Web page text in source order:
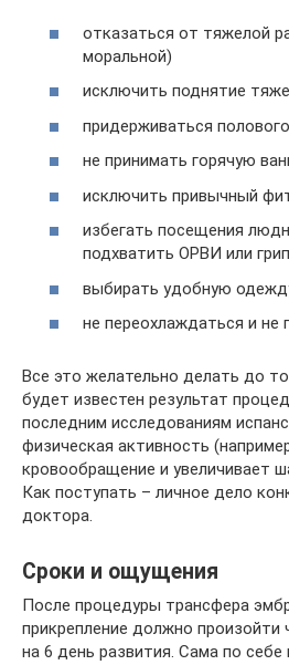
отказаться от тяжелой
моральной)
исключить поднятие
придерживаться
не принимать горячую
исключить привычный
избегать посещения
подхватить ОРВИ или
выбирать удобную
не переохлаждаться и не
Все это желательно делать до
будет известен результат
последним исследованиям
физическая активность
кровообращение и увеличивает
Как поступать – личное дело
доктора.
Сроки и ощущения
После процедуры трансфера
прикрепление должно произойти
на 6 день развития. Сама по